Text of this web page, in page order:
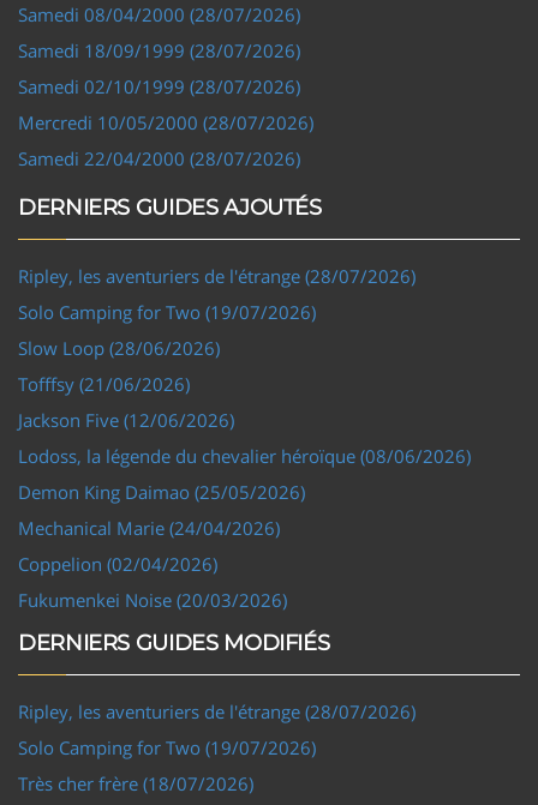
Samedi 08/04/2000 (28/07/2026)
Samedi 18/09/1999 (28/07/2026)
Samedi 02/10/1999 (28/07/2026)
Mercredi 10/05/2000 (28/07/2026)
Samedi 22/04/2000 (28/07/2026)
DERNIERS GUIDES AJOUTÉS
Ripley, les aventuriers de l'étrange (28/07/2026)
Solo Camping for Two (19/07/2026)
Slow Loop (28/06/2026)
Tofffsy (21/06/2026)
Jackson Five (12/06/2026)
Lodoss, la légende du chevalier héroïque (08/06/2026)
Demon King Daimao (25/05/2026)
Mechanical Marie (24/04/2026)
Coppelion (02/04/2026)
Fukumenkei Noise (20/03/2026)
DERNIERS GUIDES MODIFIÉS
Ripley, les aventuriers de l'étrange (28/07/2026)
Solo Camping for Two (19/07/2026)
Très cher frère (18/07/2026)